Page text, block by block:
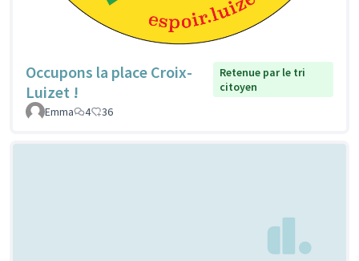
Occupons la place Croix-
Luizet !
Retenue par le tri
citoyen
Emma
4 36